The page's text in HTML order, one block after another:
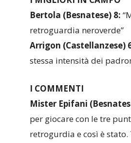
Bertola (Besnatese) 8:
retroguardia neroverde”
Arrigon (Castellanzese)
stessa intensità dei
I COMMENTI
Mister Epifani
per giocare con le tre
retrogurdia e così è